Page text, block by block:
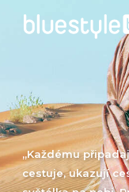
„Každému
cestuje, ukazují